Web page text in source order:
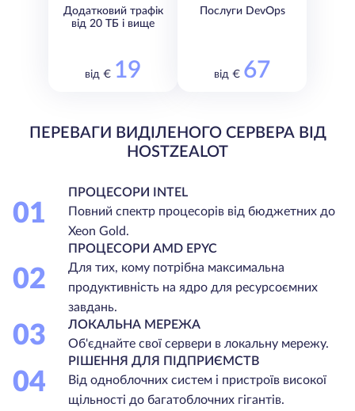
Додатковий трафік
від 20 ТБ і вище
від € 19
Послуги DevOps
від € 67
ПЕРЕВАГИ ВИДІЛЕНОГО СЕРВЕРА ВІД
HOSTZEALOT
01
ПРОЦЕСОРИ INTEL
Повний спектр процесорів від бюджетних до
Xeon Gold.
02
ПРОЦЕСОРИ AMD EPYC
Для тих, кому потрібна максимальна
продуктивність на ядро для ресурсоємних
завдань.
03
ЛОКАЛЬНА МЕРЕЖА
Об'єднайте свої сервери в локальну мережу.
04
РІШЕННЯ ДЛЯ ПІДПРИЄМСТВ
Від одноблочних систем і пристроїв високої
щільності до багатоблочних гігантів.